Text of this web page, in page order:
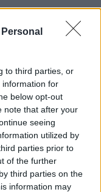
to third parties, or
information for
below opt-out
note that after your
seeing
utilized by
parties prior to
of the further
third parties on the
information may